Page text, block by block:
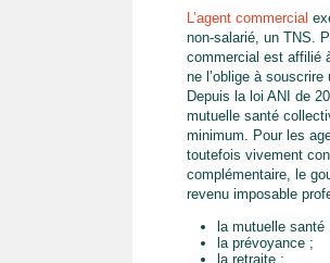
L’agent commercial
non-salarié, un TNS.
commercial est affilié
ne l’oblige à
Depuis la loi ANI de
mutuelle santé
minimum. Pour les
toutefois vivement
complémentaire, le
revenu imposable
la mutuelle santé
la prévoyance ;
la retraite ;